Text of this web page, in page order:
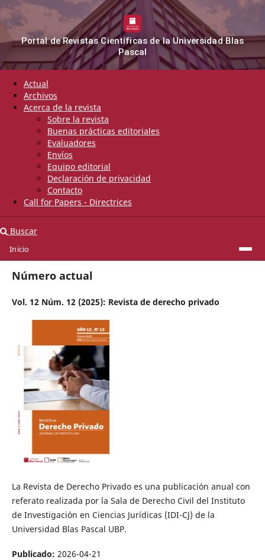
Inicio
Portal de Revistas Científicas de la Universidad Blas
Pascal
Actual
Archivos
Acerca de la revista
Sobre la revista
Buenas prácticas editoriales
Evaluadores
Envíos
Equipo editorial
Declaración de privacidad
Contacto
Call for Papers - Directrices
Buscar
Número actual
Vol. 12 Núm. 12 (2025): Revista de derecho privado
La Revista de Derecho Privado es una publicación anual con
referato realizada por la Sala de Derecho Civil del Instituto
de Investigación en Ciencias Jurídicas (IDI-CJ) de la
Universidad Blas Pascal UBP.
Publicado: 2026-04-21